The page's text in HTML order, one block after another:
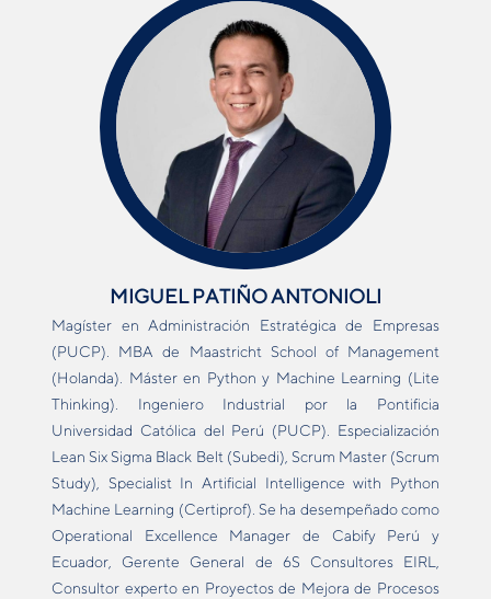
MIGUEL PATIÑO ANTONIOLI
Magíster en Administración Estratégica de Empresas
(PUCP). MBA de Maastricht School of Management
(Holanda). Máster en Python y Machine Learning (Lite
Thinking). Ingeniero Industrial por la Pontificia
Universidad Católica del Perú (PUCP). Especialización
Lean Six Sigma Black Belt (Subedi), Scrum Master (Scrum
Study), Specialist In Artificial Intelligence with Python
Machine Learning (Certiprof). Se ha desempeñado como
Operational Excellence Manager de Cabify Perú y
Ecuador, Gerente General de 6S Consultores EIRL,
Consultor experto en Proyectos de Mejora de Procesos